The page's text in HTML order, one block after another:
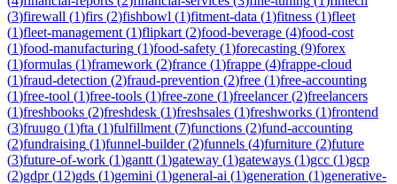
(3)firewall (1)firs (2)fishbowl (1)fitment-data (1)fitness (1)fleet
(1)fleet-management (1)flipkart (2)food-beverage (4)food-cost
(1)food-manufacturing (1)food-safety (1)forecasting (9)forex
(1)formulas (1)framework (2)france (1)frappe (4)frappe-cloud
(1)fraud-detection (2)fraud-prevention (2)free (1)free-accounting
(1)free-tool (1)free-tools (1)free-zone (1)freelancer(2)freelancers
(1)freshbooks (2)freshdesk (1)freshsales (1)freshworks (1)frontend
(3)fruugo (1)fta (1)fulfillment (7)functions (2)fund-accounting
(2)fundraising (1)funnel-builder(2)funnels (4)furniture (2)future
(3)future-of-work (1)gantt (1)gateway (1)gateways (1)gcc (1)gcp
(2)gdpr(12)gds (1)gemini (1)general-ai (1)generation (1)generative-